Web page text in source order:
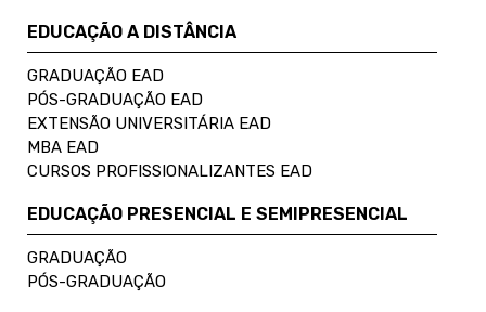
EDUCAÇÃO A DISTÂNCIA
GRADUAÇÃO EAD
PÓS-GRADUAÇÃO EAD
EXTENSÃO UNIVERSITÁRIA EAD
MBA EAD
CURSOS PROFISSIONALIZANTES EAD
EDUCAÇÃO PRESENCIAL E SEMIPRESENCIAL
GRADUAÇÃO
PÓS-GRADUAÇÃO